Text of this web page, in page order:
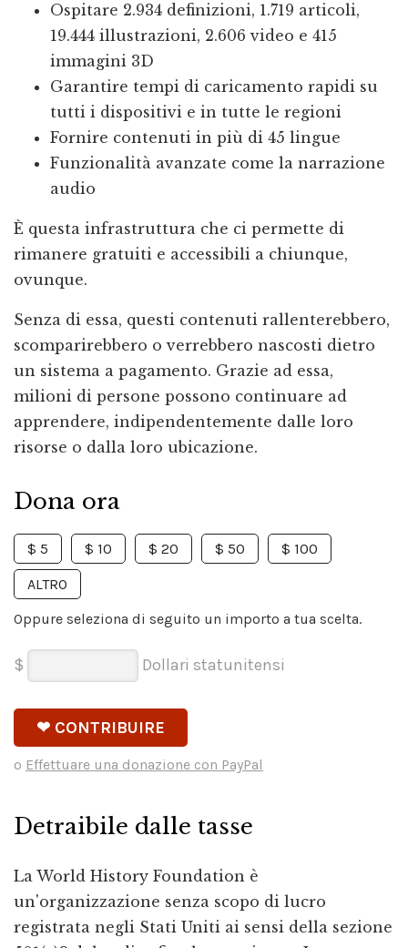
Ospitare 2.934 definizioni, 1.719 articoli,
19.444 illustrazioni, 2.606 video e 415
immagini 3D
Garantire tempi di caricamento rapidi su
tutti i dispositivi e in tutte le regioni
Fornire contenuti in più di 45 lingue
Funzionalità avanzate come la narrazione
audio
È questa infrastruttura che ci permette di
rimanere gratuiti e accessibili a chiunque,
ovunque.
Senza di essa, questi contenuti rallenterebbero,
scomparirebbero o verrebbero nascosti dietro
un sistema a pagamento. Grazie ad essa,
milioni di persone possono continuare ad
apprendere, indipendentemente dalle loro
risorse o dalla loro ubicazione.
Dona ora
$ 5 $ 10 $ 20 $ 50 $ 100
ALTRO
Oppure seleziona di seguito un importo a tua scelta.
$ Dollari statunitensi
o Effettuare una donazione con PayPal
Detraibile dalle tasse
La World History Foundation è
un'organizzazione senza scopo di lucro
registrata negli Stati Uniti ai sensi della sezione